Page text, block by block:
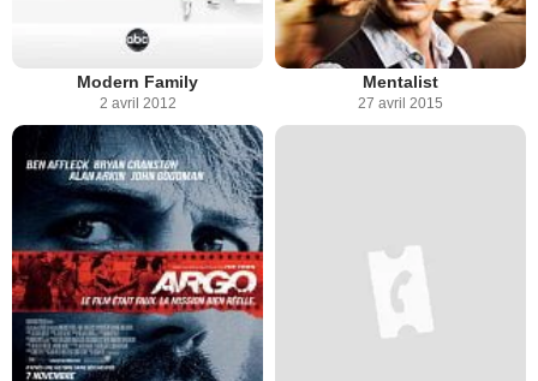
Modern Family
2 avril 2012
Mentalist
27 avril 2015